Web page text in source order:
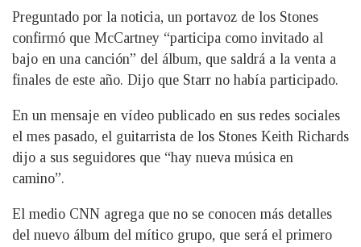
Preguntado por la noticia, un portavoz de los Stones
confirmó que McCartney “participa como invitado al
bajo en una canción” del álbum, que saldrá a la venta a
finales de este año. Dijo que Starr no había participado.
En un mensaje en vídeo publicado en sus redes sociales
el mes pasado, el guitarrista de los Stones Keith Richards
dijo a sus seguidores que “hay nueva música en
camino”.
El medio CNN agrega que no se conocen más detalles
del nuevo álbum del mítico grupo, que será el primero